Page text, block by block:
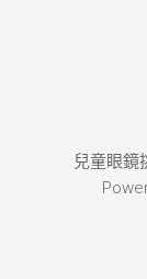
兒童眼鏡